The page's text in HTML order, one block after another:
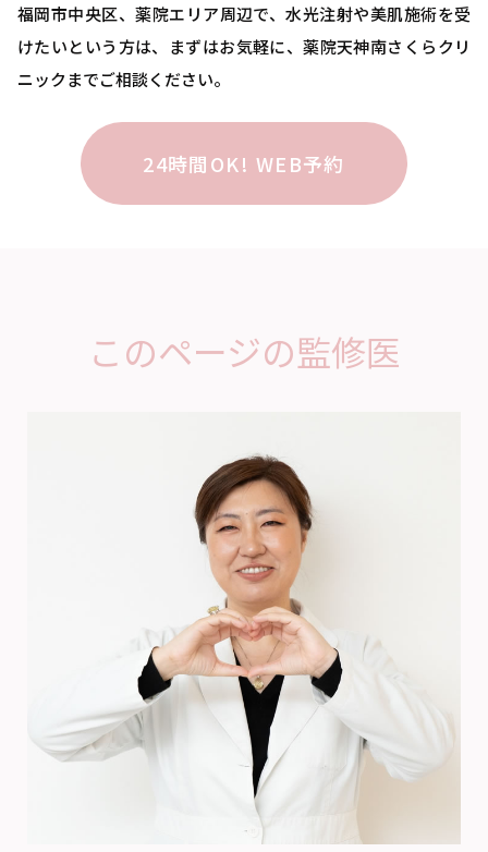
福岡市中央区、薬院エリア周辺で、水光注射や美肌施術を受
けたいという方は、まずはお気軽に、薬院天神南さくらクリ
ニックまでご相談ください。
24時間OK! WEB予約
このページの監修医